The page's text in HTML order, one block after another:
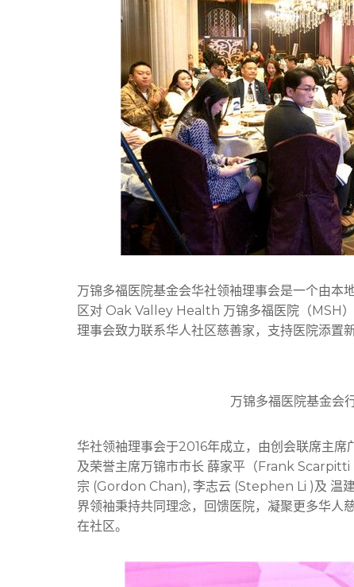
万锦多福医院基金会华社领袖理事会是一个由本
区对 Oak Valley Health 万锦多福医院（MSH）
理事会致力联系华人社区慈善家，支持医院添置
万锦多福医院基金
华社领袖理事会于2016年成立，由创会联席主
及荣誉主席万锦市市长 薛家平（Frank
宗 (Gordon Chan), 李志云 (Stephen Li )及 温
界领袖秉持共同理念，回馈医院，凝聚更多华人
在社区。